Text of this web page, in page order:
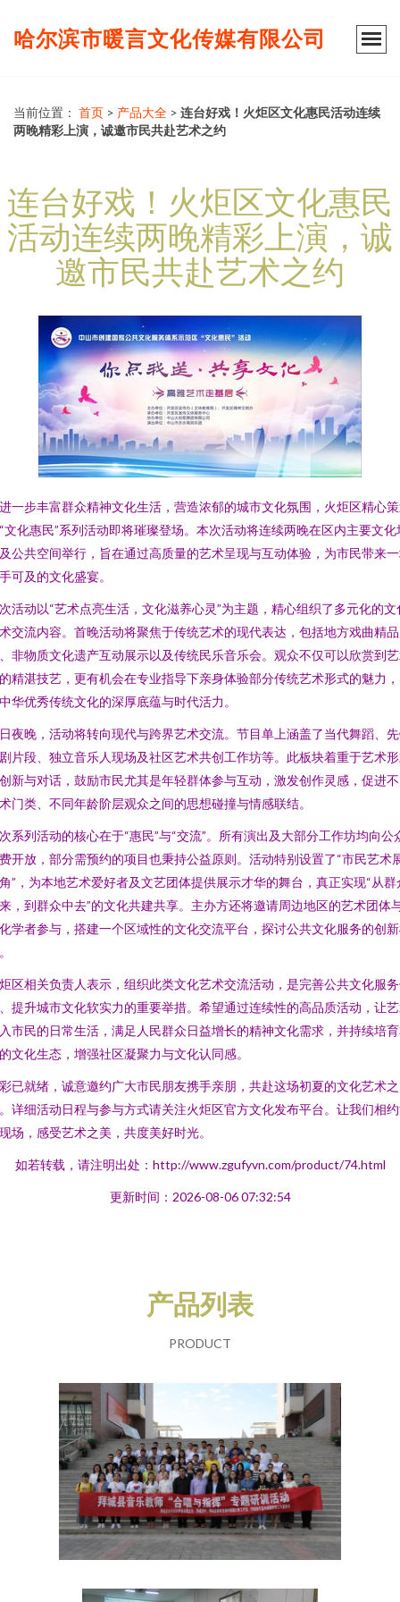
哈尔滨市暖言文化传媒有限公司
当前位置： 首页 > 产品大全 > 连台好戏！火炬区文化惠民活动连续
两晚精彩上演，诚邀市民共赴艺术之约
连台好戏！火炬区文化惠民
活动连续两晚精彩上演，诚
邀市民共赴艺术之约
一步丰富群众精神文化生活，营造浓郁的城市文化氛围，火炬区精心
文化惠民”系列活动即将璀璨登场。本次活动将连续两晚在区内主要文化
公共空间举行，旨在通过高质量的艺术呈现与互动体验，为市民带来
可及的文化盛宴。
活动以“艺术点亮生活，文化滋养心灵”为主题，精心组织了多元化的文
交流内容。首晚活动将聚焦于传统艺术的现代表达，包括地方戏曲精
非物质文化遗产互动展示以及传统民乐音乐会。观众不仅可以欣赏到
精湛技艺，更有机会在专业指导下亲身体验部分传统艺术形式的魅力
华优秀传统文化的深厚底蕴与时代活力。
夜晚，活动将转向现代与跨界艺术交流。节目单上涵盖了当代舞蹈、
片段、独立音乐人现场及社区艺术共创工作坊等。此板块着重于艺术
新与对话，鼓励市民尤其是年轻群体参与互动，激发创作灵感，促进
门类、不同年龄阶层观众之间的思想碰撞与情感联结。
系列活动的核心在于“惠民”与“交流”。所有演出及大部分工作坊均向公
开放，部分需预约的项目也秉持公益原则。活动特别设置了“市民艺术
”，为本地艺术爱好者及文艺团体提供展示才华的舞台，真正实现“从群
，到群众中去”的文化共建共享。主办方还将邀请周边地区的艺术团体
学者参与，搭建一个区域性的文化交流平台，探讨公共文化服务的创
区相关负责人表示，组织此类文化艺术交流活动，是完善公共文化服
提升城市文化软实力的重要举措。希望通过连续性的高品质活动，让
市民的日常生活，满足人民群众日益增长的精神文化需求，并持续培
文化生态，增强社区凝聚力与文化认同感。
已就绪，诚意邀约广大市民朋友携手亲朋，共赴这场初夏的文化艺术之
详细活动日程与参与方式请关注火炬区官方文化发布平台。让我们相
场，感受艺术之美，共度美好时光。
如若转载，请注明出处：http://www.zgufyvn.com/product/74.html
更新时间：2026-08-06 07:32:54
产品列表
PRODUCT